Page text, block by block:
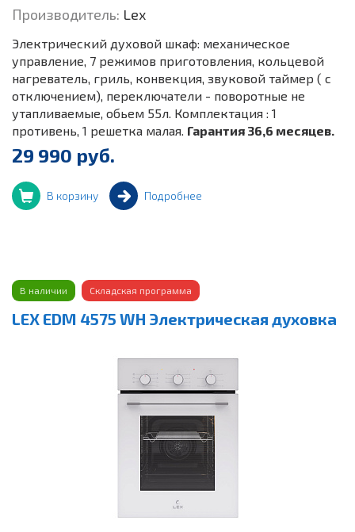
Производитель: Lex
Электрический духовой шкаф: механическое
управление, 7 режимов приготовления, кольцевой
нагреватель, гриль, конвекция, звуковой таймер ( с
отключением), переключатели - поворотные не
утапливаемые, обьем 55л. Комплектация : 1
противень, 1 решетка малая. Гарантия 36,6 месяцев.
29 990 руб.
В корзину Подробнее
В наличии Складская программа
LEX EDМ 4575 WH Электрическая духовка